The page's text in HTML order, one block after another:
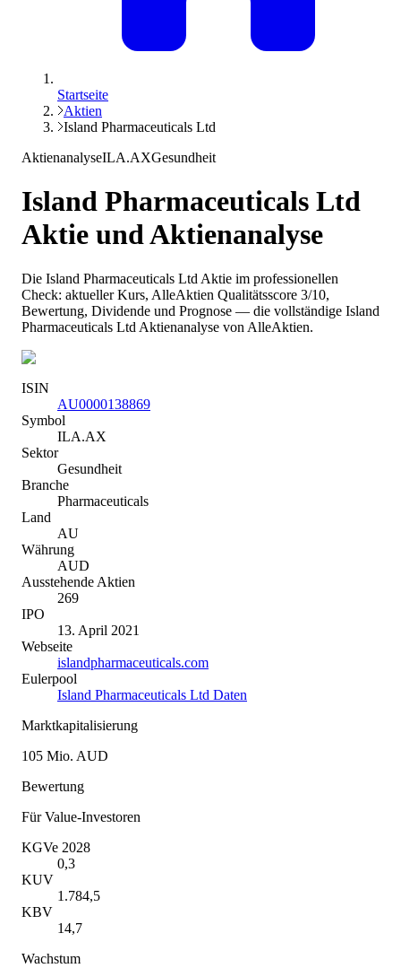
Startseite
Aktien
Island Pharmaceuticals Ltd
AktienanalyseILA.AXGesundheit
Island Pharmaceuticals Ltd
Aktie und Aktienanalyse
Die Island Pharmaceuticals Ltd Aktie im professionellen
Check: aktueller Kurs, AlleAktien Qualitätsscore 3/10,
Bewertung, Dividende und Prognose — die vollständige Island
Pharmaceuticals Ltd Aktienanalyse von AlleAktien.
ISIN
AU0000138869
Symbol
ILA.AX
Sektor
Gesundheit
Branche
Pharmaceuticals
Land
AU
Währung
AUD
Ausstehende Aktien
269
IPO
13. April 2021
Webseite
islandpharmaceuticals.com
Eulerpool
Island Pharmaceuticals Ltd Daten
Marktkapitalisierung
105 Mio. AUD
Bewertung
Für Value-Investoren
KGVe 2028
0,3
KUV
1.784,5
KBV
14,7
Wachstum